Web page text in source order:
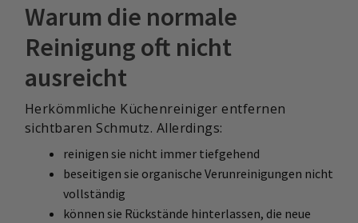
Warum die normale
Reinigung oft nicht
ausreicht
Herkömmliche Küchenreiniger entfernen
sichtbaren Schmutz. Allerdings:
reinigen sie nicht immer tiefgehend
beseitigen sie organische Verunreinigungen nicht
vollständig
können sie Rückstände hinterlassen, die neue